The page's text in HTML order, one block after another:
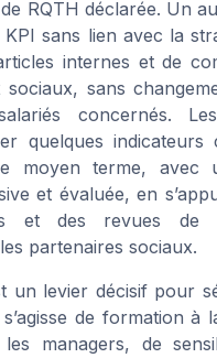
RQTH déclarée. Un
sans lien avec la
internes et de
sans
concernés.
quelques indicateurs
moyen terme, avec
et évaluée, en
et des revues de
partenaires sociaux.
un levier décisif pour
de formation à
managers, de